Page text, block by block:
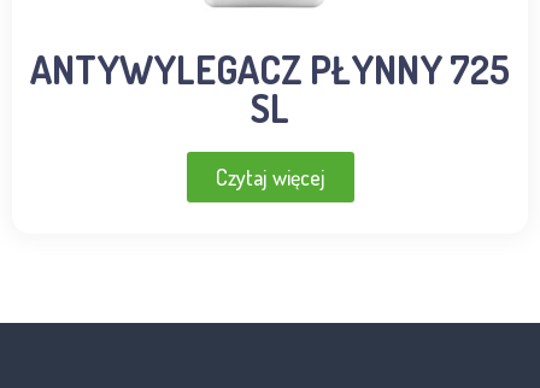
ANTYWYLEGACZ PŁYNNY 725
SL
Czytaj więcej